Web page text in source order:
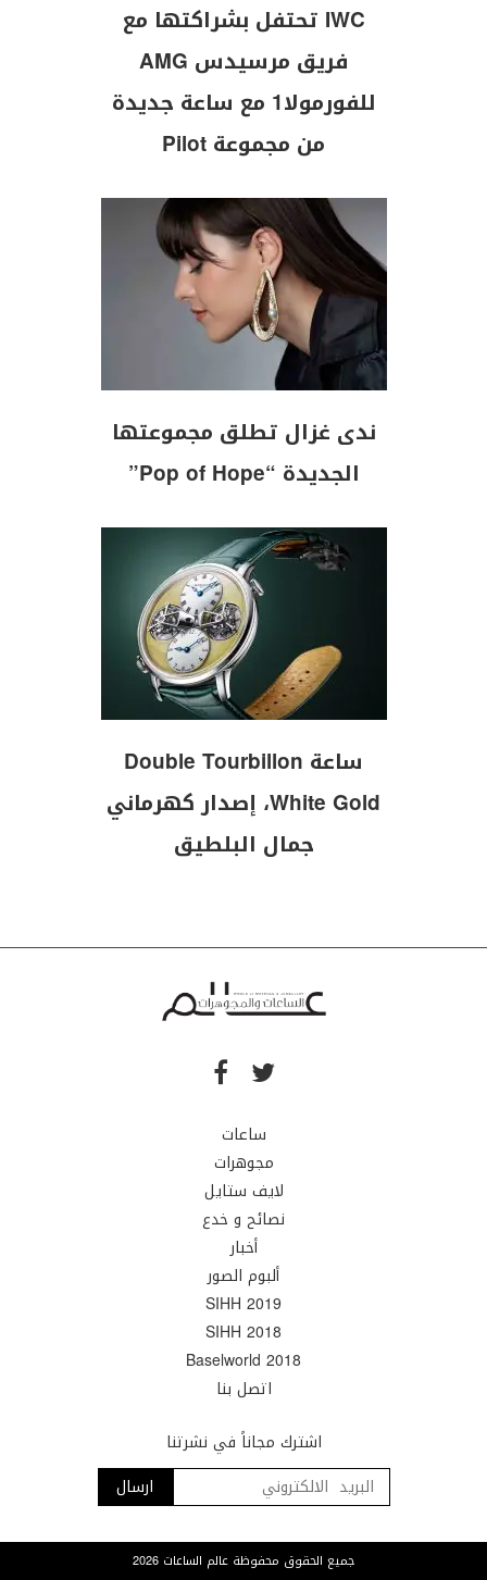
IWC تحتفل بشراكتها مع
فريق مرسيدس AMG
للفورمولا1 مع ساعة جديدة
من مجموعة Pilot
ندى غزال تطلق مجموعتها
الجديدة “Pop of Hope”
ساعة Double Tourbillon
White Gold، إصدار كهرماني
جمال البلطيق
ساعات
مجوهرات
لايف ستايل
نصائح و خدع
أخبار
ألبوم الصور
SIHH 2019
SIHH 2018
Baselworld 2018
اتصل بنا
اشترك مجاناً في نشرتنا
جميع الحقوق محفوظة عالم الساعات 2026